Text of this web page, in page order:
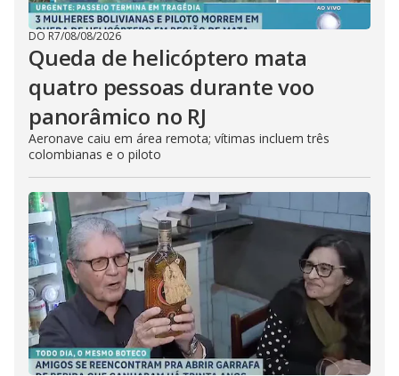
DO R7/08/08/2026
Queda de helicóptero mata
quatro pessoas durante voo
panorâmico no RJ
Aeronave caiu em área remota; vítimas incluem três
colombianas e o piloto